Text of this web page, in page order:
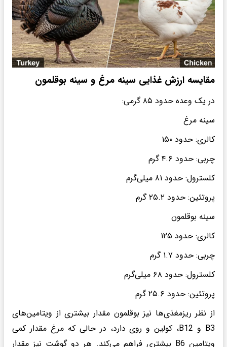
مقایسه ارزش غذایی سینه مرغ و سینه بوقلمون
در یک وعده حدود ۸۵ گرمی:
سینه مرغ
کالری: حدود ۱۵۰
چربی: حدود ۴.۶ گرم
کلسترول: حدود ۸۱ میلی‌گرم
پروتئین: حدود ۲۵.۲ گرم
سینه بوقلمون
کالری: حدود ۱۲۵
چربی: حدود ۱.۷ گرم
کلسترول: حدود ۶۸ میلی‌گرم
پروتئین: حدود ۲۵.۶ گرم
از نظر ریزمغذی‌ها نیز بوقلمون مقدار بیشتری از ویتامین‌های
B3 و B12، کولین و روی دارد، در حالی که مرغ مقدار کمی
ویتامین B6 بیشتری فراهم می‌کند. هر دو گوشت نیز مقدار